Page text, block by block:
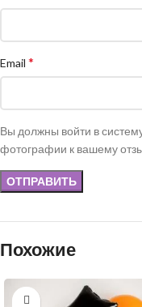
Email *
Вы должны войти в
фотографии к вашему
Похожие